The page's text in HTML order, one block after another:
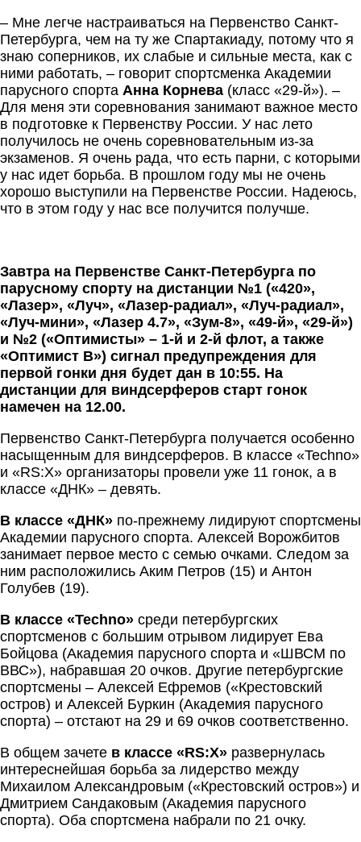
– Мне легче настраиваться на Первенство Санкт-
Петербурга, чем на ту же Спартакиаду, потому что я
знаю соперников, их слабые и сильные места, как с
ними работать, – говорит спортсменка Академии
парусного спорта Анна Корнева (класс «29-й»). –
Для меня эти соревнования занимают важное место
в подготовке к Первенству России. У нас лето
получилось не очень соревновательным из-за
экзаменов. Я очень рада, что есть парни, с которыми
у нас идет борьба. В прошлом году мы не очень
хорошо выступили на Первенстве России. Надеюсь,
что в этом году у нас все получится получше.
Завтра на Первенстве Санкт-Петербурга по
парусному спорту на дистанции №1 («420»,
«Лазер», «Луч», «Лазер-радиал», «Луч-радиал»,
«Луч-мини», «Лазер 4.7», «Зум-8», «49-й», «29-й»)
и №2 («Оптимисты» – 1-й и 2-й флот, а также
«Оптимист В») сигнал предупреждения для
первой гонки дня будет дан в 10:55. На
дистанции для виндсерферов старт гонок
намечен на 12.00.
Первенство Санкт-Петербурга получается особенно
насыщенным для виндсерферов. В классе «Techno»
и «RS:X» организаторы провели уже 11 гонок, а в
классе «ДНК» – девять.
В классе «ДНК» по-прежнему лидируют спортсмены
Академии парусного спорта. Алексей Ворожбитов
занимает первое место с семью очками. Следом за
ним расположились Аким Петров (15) и Антон
Голубев (19).
В классе «Techno» среди петербургских
спортсменов с большим отрывом лидирует Ева
Бойцова (Академия парусного спорта и «ШВСМ по
ВВС»), набравшая 20 очков. Другие петербургские
спортсмены – Алексей Ефремов («Крестовский
остров) и Алексей Буркин (Академия парусного
спорта) – отстают на 29 и 69 очков соответственно.
В общем зачете в классе «RS:X» развернулась
интереснейшая борьба за лидерство между
Михаилом Александровым («Крестовский остров») и
Дмитрием Сандаковым (Академия парусного
спорта). Оба спортсмена набрали по 21 очку.